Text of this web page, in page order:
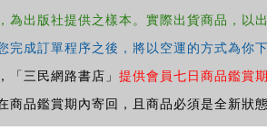
為出版社提供之樣本。實際出貨商品，以
完成訂單程序之後，將以空運的方式為你
「三民網路書店」 提供會員七日商品鑑賞期
商品鑑賞期內寄回，且商品必須是全新狀